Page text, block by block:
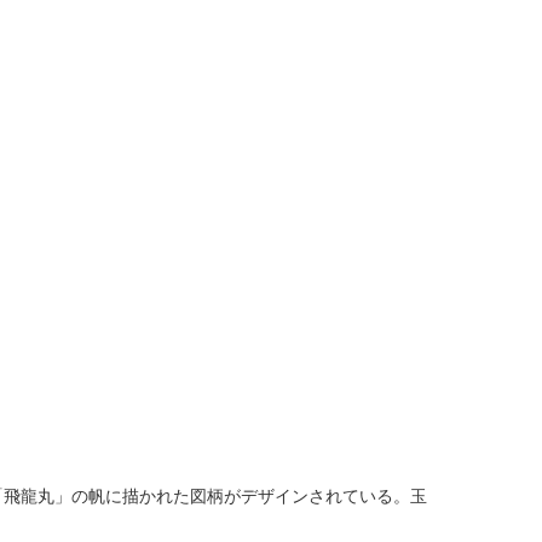
龍丸」の帆に描かれた図柄がデザインされている。玉